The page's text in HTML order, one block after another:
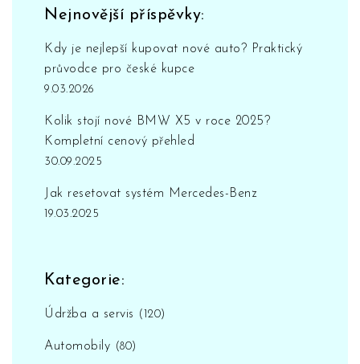
Nejnovější příspěvky:
Kdy je nejlepší kupovat nové auto? Praktický
průvodce pro české kupce
9.03.2026
Kolik stojí nové BMW X5 v roce 2025?
Kompletní cenový přehled
30.09.2025
Jak resetovat systém Mercedes-Benz
19.03.2025
Kategorie:
Údržba a servis (120)
Automobily (80)